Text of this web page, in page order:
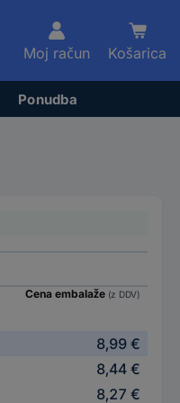
Moj račun Košarica
Ponudba
Cena embalaže (z DDV)
8,99 €
8,44 €
8,27 €